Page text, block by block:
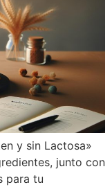
y sin Lactosa»
junto con
para tu